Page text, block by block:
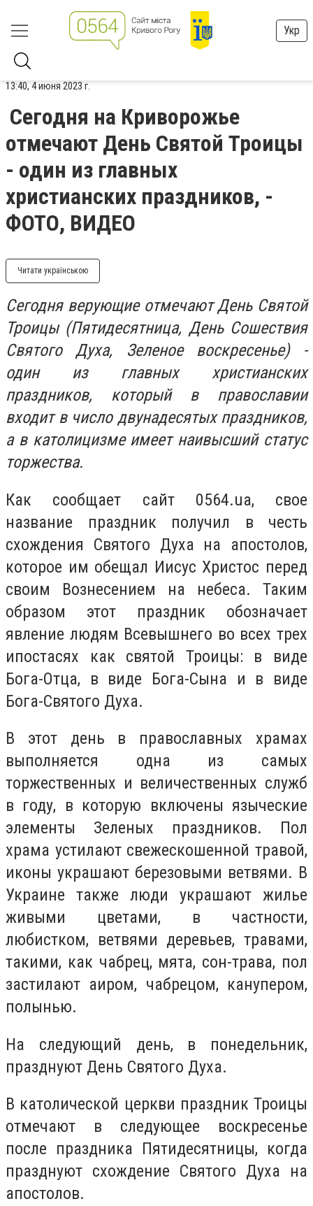
Укр
13:40, 4 июня 2023 г.
Сегодня на Криворожье
отмечают День Святой Троицы
- один из главных
христианских праздников, -
ФОТО, ВИДЕО
Читати українською
Сегодня верующие отмечают День Святой
Троицы (Пятидесятница, День Сошествия
Святого Духа, Зеленое воскресенье) -
один из главных христианских
праздников, который в православии
входит в число двунадесятых праздников,
а в католицизме имеет наивысший статус
торжества.
Как сообщает сайт 0564.ua, свое
название праздник получил в честь
схождения Святого Духа на апостолов,
которое им обещал Иисус Христос перед
своим Вознесением на небеса. Таким
образом этот праздник обозначает
явление людям Всевышнего во всех трех
ипостасях как святой Троицы: в виде
Бога-Отца, в виде Бога-Сына и в виде
Бога-Святого Духа.
В этот день в православных храмах
выполняется одна из самых
торжественных и величественных служб
в году, в которую включены языческие
элементы Зеленых праздников. Пол
храма устилают свежескошенной травой,
иконы украшают березовыми ветвями. В
Украине также люди украшают жилье
живыми цветами, в частности,
любистком, ветвями деревьев, травами,
такими, как чабрец, мята, сон-трава, пол
застилают аиром, чабрецом, канупером,
полынью.
На следующий день, в понедельник,
празднуют День Святого Духа.
В католической церкви праздник Троицы
отмечают в следующее воскресенье
после праздника Пятидесятницы, когда
празднуют схождение Святого Духа на
апостолов.